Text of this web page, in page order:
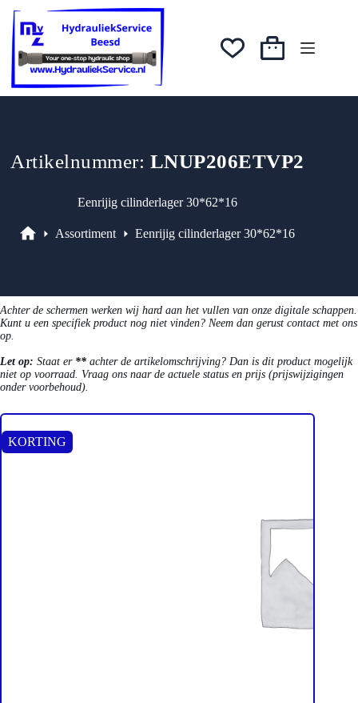
naar
inhoud
was:
€71,98.
€64,78.
Winkelwagen
Artikelnummer: LNUP206ETVP2
Eenrijig cilinderlager 30*62*16
Assortiment Eenrijig cilinderlager 30*62*16
Achter de schermen werken wij hard aan het vullen van onze digitale schappen.
Kunt u een specifiek product nog niet vinden? Neem dan gerust contact met ons
op.
Let op: Staat er ** achter de artikelomschrijving? Dan is dit product mogelijk
niet op voorraad. Vraag ons naar de actuele status en prijs (prijswijzigingen
onder voorbehoud).
KORTING